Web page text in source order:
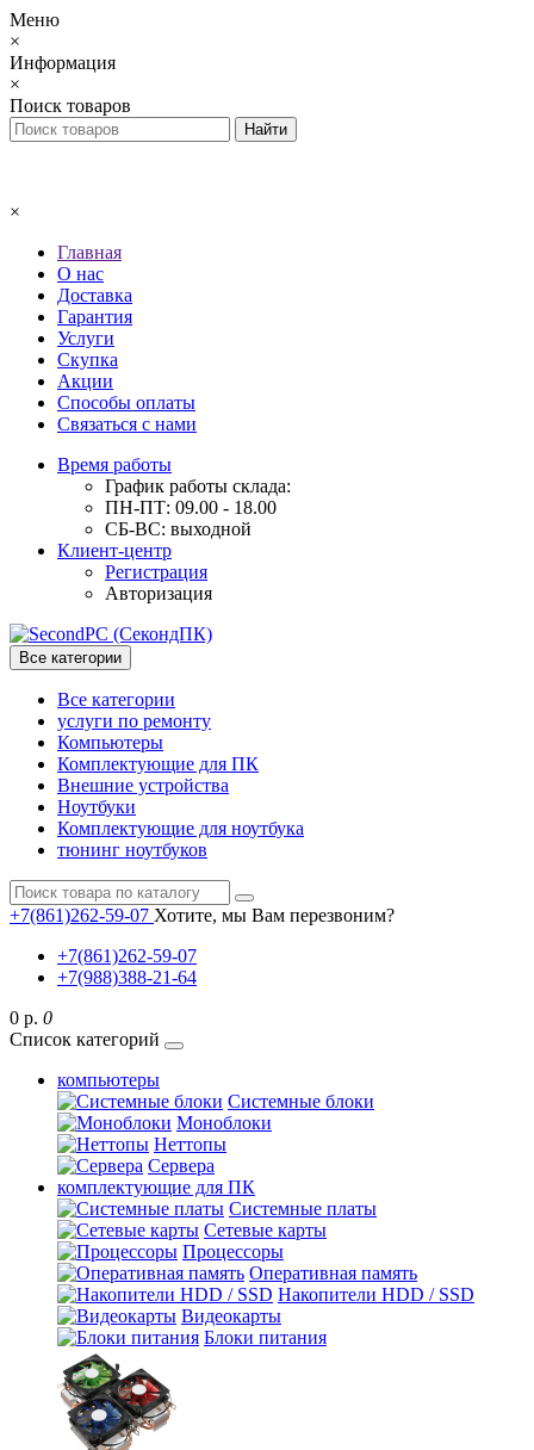
Меню
×
Информация
×
Поиск товаров
×
Главная
О нас
Доставка
Гарантия
Услуги
Скупка
Акции
Способы оплаты
Связаться с нами
Время работы
График работы склада:
ПН-ПТ: 09.00 - 18.00
СБ-ВС: выходной
Клиент-центр
Регистрация
Авторизация
Все категории
Все категории
услуги по ремонту
Компьютеры
Комплектующие для ПК
Внешние устройства
Ноутбуки
Комплектующие для ноутбука
тюнинг ноутбуков
+7(861)262-59-07 Хотите, мы Вам перезвоним?
+7(861)262-59-07
+7(988)388-21-64
0 р. 0
Список категорий
компьютеры
Системные блоки
Моноблоки
Неттопы
Сервера
комплектующие для ПК
Cистемные платы
Сетевые карты
Процесcоры
Оперативная память
Накопители HDD / SSD
Видеокарты
Блоки питания